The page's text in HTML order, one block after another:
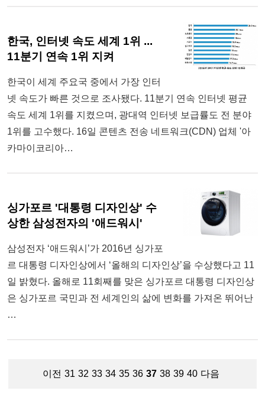
한국, 인터넷 속도 세계 1위 ...
11분기 연속 1위 지켜
한국이 세계 주요국 중에서 가장 인터
넷 속도가 빠른 것으로 조사됐다. 11분기 연속 인터넷 평균
속도 세계 1위를 지켰으며, 광대역 인터넷 보급률도 전 분야
1위를 고수했다. 16일 콘텐츠 전송 네트워크(CDN) 업체 '아
카마이코리아…
싱가포르 '대통령 디자인상' 수
상한 삼성전자의 '애드워시'
삼성전자 ‘애드워시’가 2016년 싱가포
르 대통령 디자인상에서 ‘올해의 디자인상’을 수상했다고 11
일 밝혔다. 올해로 11회째를 맞은 싱가포르 대통령 디자인상
은 싱가포르 국민과 전 세계인의 삶에 변화를 가져온 뛰어난
…
이전 31 32 33 34 35 36 37 38 39 40 다음